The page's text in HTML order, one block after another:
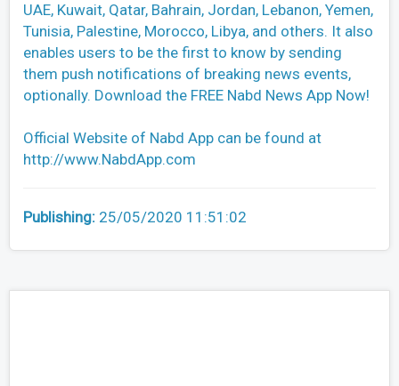
UAE, Kuwait, Qatar, Bahrain, Jordan, Lebanon, Yemen,
Tunisia, Palestine, Morocco, Libya, and others. It also
enables users to be the first to know by sending
them push notifications of breaking news events,
optionally. Download the FREE Nabd News App Now!
Official Website of Nabd App can be found at
http://www.NabdApp.com
Publishing: 25/05/2020 11:51:02